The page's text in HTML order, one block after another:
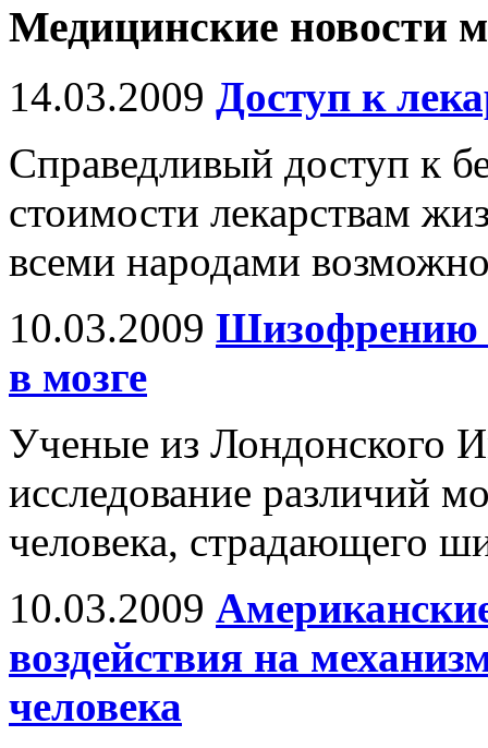
Медицинские новости
14.03.2009 Доступ к
Справедливый доступ к
стоимости лекарствам
всеми народами
10.03.2009 Шизофрению
в мозге
Ученые из Лондонского
исследование различий
человека, страдающего
10.03.2009
воздействия на
человека